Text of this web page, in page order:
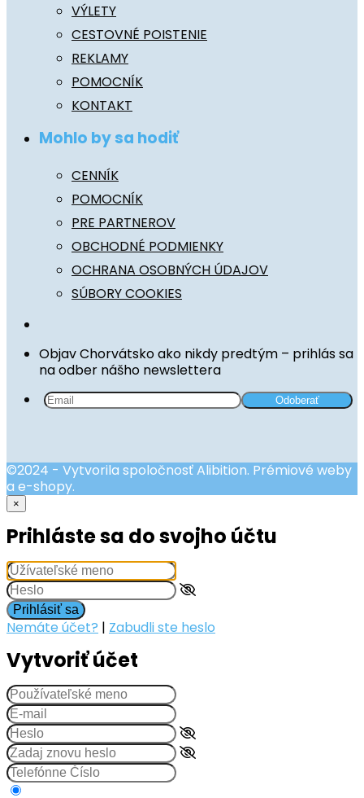
VÝLETY
CESTOVNÉ POISTENIE
REKLAMY
POMOCNÍK
KONTAKT
Mohlo by sa hodiť
CENNÍK
POMOCNÍK
PRE PARTNEROV
OBCHODNÉ PODMIENKY
OCHRANA OSOBNÝCH ÚDAJOV
SÚBORY COOKIES
Objav Chorvátsko ako nikdy predtým – prihlás sa
na odber nášho newslettera
©2024 - Vytvorila spoločnosť Alibition. Prémiové weby
a e-shopy.
×
Prihláste sa do svojho účtu
Prihlásiť sa
Nemáte účet? | Zabudli ste heslo
Vytvoriť účet